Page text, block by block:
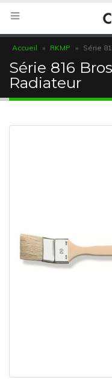
Accueil » RKMP » Série
Série 816
Radiateur